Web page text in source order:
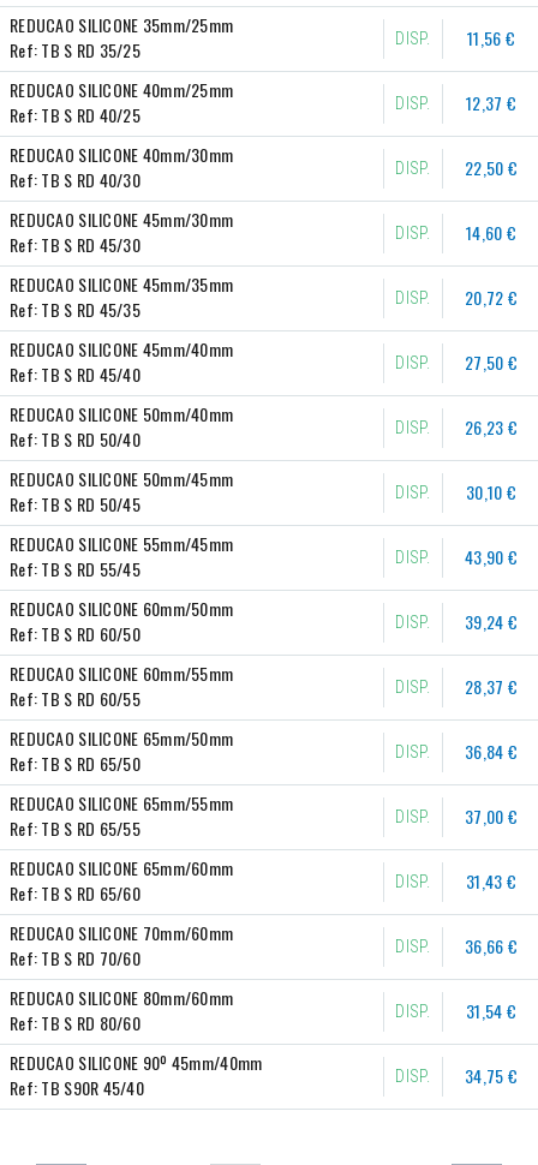
REDUCAO SILICONE 35mm/25mm
Ref:TB S RD 35/25 DISP. 11,56 €
REDUCAO SILICONE 40mm/25mm
Ref:TB S RD 40/25 DISP. 12,37 €
REDUCAO SILICONE 40mm/30mm
Ref:TB S RD 40/30 DISP. 22,50 €
REDUCAO SILICONE 45mm/30mm
Ref:TB S RD 45/30 DISP. 14,60 €
REDUCAO SILICONE 45mm/35mm
Ref:TB S RD 45/35 DISP. 20,72 €
REDUCAO SILICONE 45mm/40mm
Ref:TB S RD 45/40 DISP. 27,50 €
REDUCAO SILICONE 50mm/40mm
Ref:TB S RD 50/40 DISP. 26,23 €
REDUCAO SILICONE 50mm/45mm
Ref:TB S RD 50/45 DISP. 30,10 €
REDUCAO SILICONE 55mm/45mm
Ref:TB S RD 55/45 DISP. 43,90 €
REDUCAO SILICONE 60mm/50mm
Ref:TB S RD 60/50 DISP. 39,24 €
REDUCAO SILICONE 60mm/55mm
Ref:TB S RD 60/55 DISP. 28,37 €
REDUCAO SILICONE 65mm/50mm
Ref:TB S RD 65/50 DISP. 36,84 €
REDUCAO SILICONE 65mm/55mm
Ref:TB S RD 65/55 DISP. 37,00 €
REDUCAO SILICONE 65mm/60mm
Ref:TB S RD 65/60 DISP. 31,43 €
REDUCAO SILICONE 70mm/60mm
Ref:TB S RD 70/60 DISP. 36,66 €
REDUCAO SILICONE 80mm/60mm
Ref:TB S RD 80/60 DISP. 31,54 €
REDUCAO SILICONE 90º 45mm/40mm
Ref:TB S90R 45/40 DISP. 34,75 €